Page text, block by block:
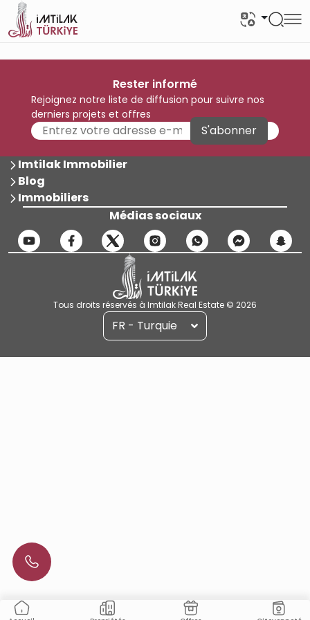
Rester informé
Rejoignez notre liste de diffusion pour suivre nos
derniers projets et offres
S'abonner
Imtilak Immobilier
Blog
Immobiliers
Médias sociaux
Tous droits réservés à Imtilak Real Estate © 2026
FR - Turquie